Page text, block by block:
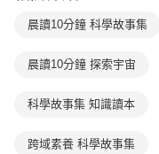
1.本服務係由「台灣大哥大
2.基於同意付款使用「大哥
由本公司與您本人進行分期
※ 請注意：結帳手續完成當
後付繳納相關費用。
客戶支援中心」https://
【注意事項】
國內宅配/郵寄 (不適用離
每筆NT$200
晨讀10分鐘 科學故事集
晨讀10分鐘 探索宇宙
科學故事集 知識讀本
跨域素養 科學故事集